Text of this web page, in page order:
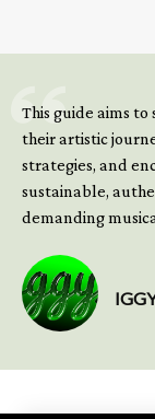
This guide aims
their artistic
strategies, and
sustainable,
demanding